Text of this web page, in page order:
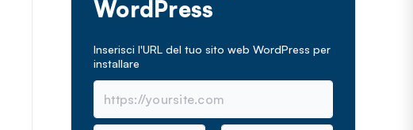
WordPress
Inserisci l'URL del tuo sito web WordPress per
installare